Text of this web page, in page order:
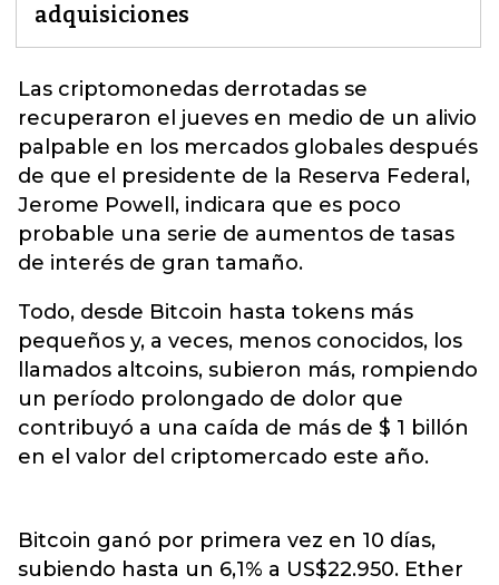
adquisiciones
Las criptomonedas derrotadas se
recuperaron el jueves en medio de un alivio
palpable en los mercados globales después
de que el presidente de la Reserva Federal,
Jerome Powell, indicara que es poco
probable una serie de aumentos de tasas
de interés de gran tamaño.
Todo, desde Bitcoin hasta tokens más
pequeños y, a veces, menos conocidos, los
llamados altcoins, subieron más, rompiendo
un período prolongado de dolor que
contribuyó a una caída de más de $ 1 billón
en el valor del criptomercado este año.
Bitcoin ganó por primera vez en 10 días,
subiendo hasta un 6,1% a US$22.950. Ether